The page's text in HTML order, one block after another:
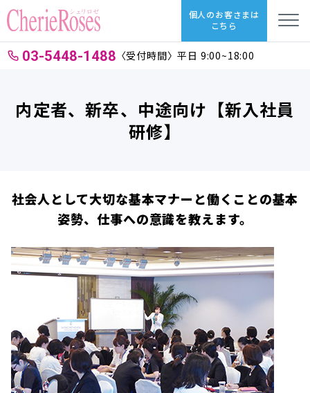
個人のお客さまは
こちら
03-5448-1488 〈受付時間〉平日 9:00~18:00
内定者、新卒、中途向け【新入社員
研修】
社会人として大切な基本マナーと働くことの基本
姿勢、仕事への意識を教えます。